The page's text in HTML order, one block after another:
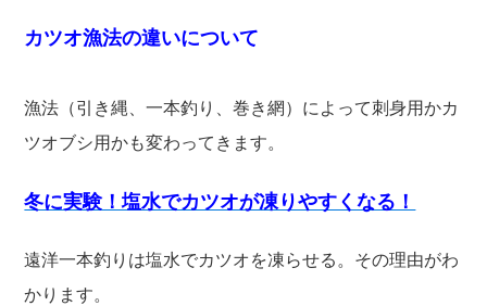
カツオ漁法の違いについて
漁法（引き縄、一本釣り、巻き網）によって刺身用かカ
ツオブシ用かも変わってきます。
冬に実験！塩水でカツオが凍りやすくなる！
遠洋一本釣りは塩水でカツオを凍らせる。その理由がわ
かります。